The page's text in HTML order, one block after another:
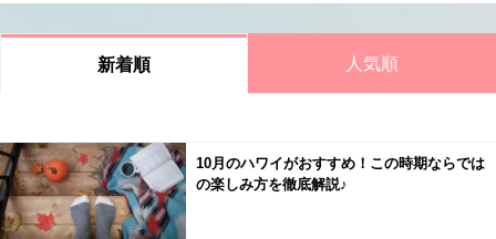
新着順 人気順
10月のハワイがおすすめ！この時期ならでは
の楽しみ方を徹底解説♪